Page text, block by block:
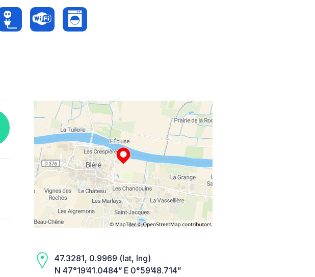
47.3281, 0.9969 (lat, lng)
N 47°19’41.0484” E 0°59’48.714”